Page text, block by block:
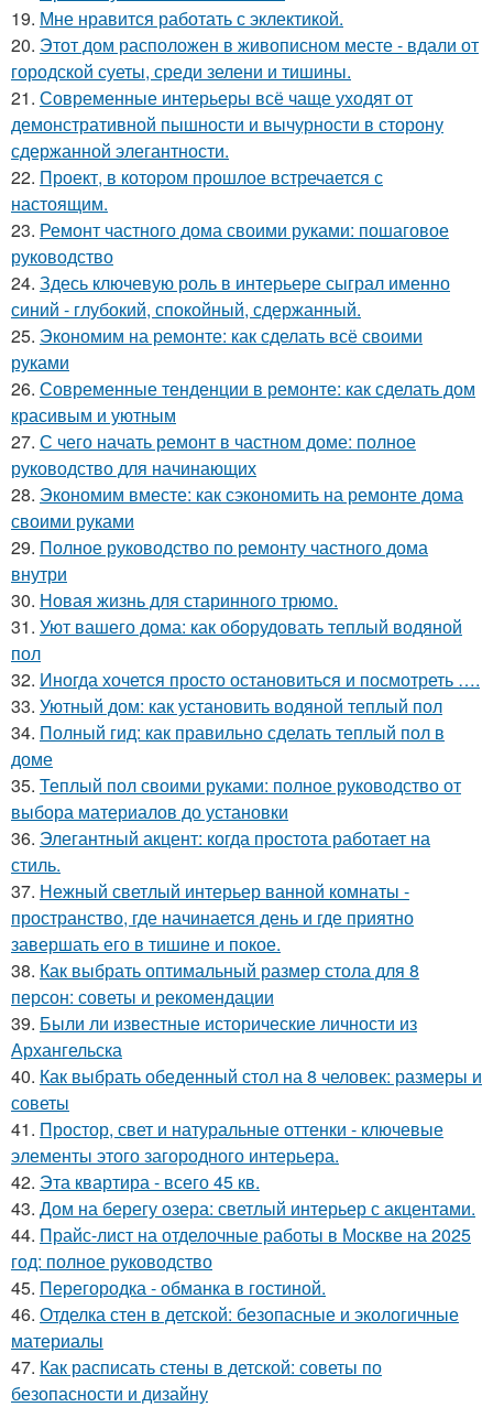
19. Мне нравится работать с эклектикой.
20. Этот дом расположен в живописном месте - вдали от
городской суеты, среди зелени и тишины.
21. Современные интерьеры всё чаще уходят от
демонстративной пышности и вычурности в сторону
сдержанной элегантности.
22. Проект, в котором прошлое встречается с
настоящим.
23. Ремонт частного дома своими руками: пошаговое
руководство
24. Здесь ключевую роль в интерьере сыграл именно
синий - глубокий, спокойный, сдержанный.
25. Экономим на ремонте: как сделать всё своими
руками
26. Современные тенденции в ремонте: как сделать дом
красивым и уютным
27. С чего начать ремонт в частном доме: полное
руководство для начинающих
28. Экономим вместе: как сэкономить на ремонте дома
своими руками
29. Полное руководство по ремонту частного дома
внутри
30. Новая жизнь для старинного трюмо.
31. Уют вашего дома: как оборудовать теплый водяной
пол
32. Иногда хочется просто остановиться и посмотреть ….
33. Уютный дом: как установить водяной теплый пол
34. Полный гид: как правильно сделать теплый пол в
доме
35. Теплый пол своими руками: полное руководство от
выбора материалов до установки
36. Элегантный акцент: когда простота работает на
стиль.
37. Нежный светлый интерьер ванной комнаты -
пространство, где начинается день и где приятно
завершать его в тишине и покое.
38. Как выбрать оптимальный размер стола для 8
персон: советы и рекомендации
39. Были ли известные исторические личности из
Архангельска
40. Как выбрать обеденный стол на 8 человек: размеры и
советы
41. Простор, свет и натуральные оттенки - ключевые
элементы этого загородного интерьера.
42. Эта квартира - всего 45 кв.
43. Дом на берегу озера: светлый интерьер с акцентами.
44. Прайс-лист на отделочные работы в Москве на 2025
год: полное руководство
45. Перегородка - обманка в гостиной.
46. Отделка стен в детской: безопасные и экологичные
материалы
47. Как расписать стены в детской: советы по
безопасности и дизайну